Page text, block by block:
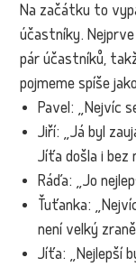
Na začátku to
účastníky.
pár účastníků,
pojmeme spíše
Pavel: „Nejvíc
Jiří: „Já byl
Jíťa došla i bez
Ráďa: „Jo
Ťuťanka:
není velký
Jíťa: „Nejlepší